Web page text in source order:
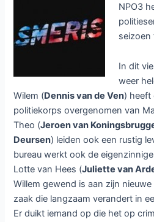
NPO3
seizoen
In dit
weer
Wilem (Dennis van de Ven) heeft
politiekorps overgenomen van
Theo (Jeroen van
Deursen) leiden ook een rustig
bureau werkt ook de
Lotte van Hees (Juliette van
Willem gewend is aan zijn
zaak die langzaam verandert in
Er duikt iemand op die het op